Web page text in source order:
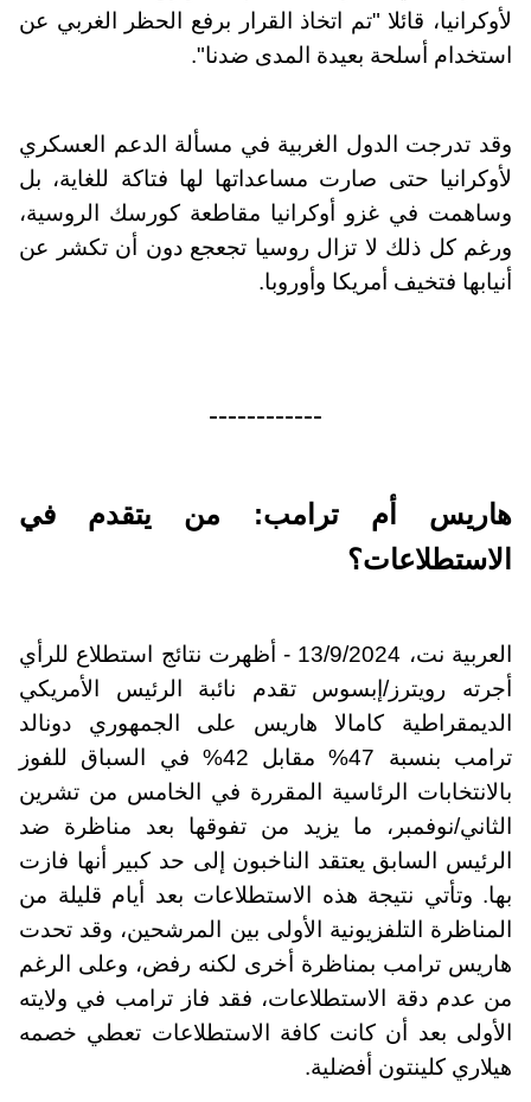
لأوكرانيا، قائلا "تم اتخاذ القرار برفع الحظر الغربي عن
استخدام أسلحة بعيدة المدى ضدنا".
وقد تدرجت الدول الغربية في مسألة الدعم العسكري
لأوكرانيا حتى صارت مساعداتها لها فتاكة للغاية، بل
وساهمت في غزو أوكرانيا مقاطعة كورسك الروسية،
ورغم كل ذلك لا تزال روسيا تجعجع دون أن تكشر عن
أنيابها فتخيف أمريكا وأوروبا.
------------
هاريس أم ترامب: من يتقدم في
الاستطلاعات؟
العربية نت، 13/9/2024 - أظهرت نتائج استطلاع للرأي
أجرته رويترز/إبسوس تقدم نائبة الرئيس الأمريكي
الديمقراطية كامالا هاريس على الجمهوري دونالد
ترامب بنسبة 47% مقابل 42% في السباق للفوز
بالانتخابات الرئاسية المقررة في الخامس من تشرين
الثاني/نوفمبر، ما يزيد من تفوقها بعد مناظرة ضد
الرئيس السابق يعتقد الناخبون إلى حد كبير أنها فازت
بها. وتأتي نتيجة هذه الاستطلاعات بعد أيام قليلة من
المناظرة التلفزيونية الأولى بين المرشحين، وقد تحدت
هاريس ترامب بمناظرة أخرى لكنه رفض، وعلى الرغم
من عدم دقة الاستطلاعات، فقد فاز ترامب في ولايته
الأولى بعد أن كانت كافة الاستطلاعات تعطي خصمه
هيلاري كلينتون أفضلية.